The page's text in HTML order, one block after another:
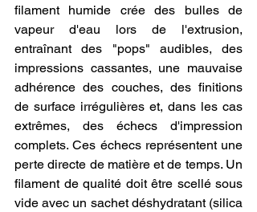
filament humide crée des bulles de
vapeur d'eau lors de l'extrusion,
entraînant des "pops" audibles, des
impressions cassantes, une mauvaise
adhérence des couches, des finitions
de surface irrégulières et, dans les cas
extrêmes, des échecs d'impression
complets. Ces échecs représentent une
perte directe de matière et de temps. Un
filament de qualité doit être scellé sous
vide avec un sachet déshydratant (silica